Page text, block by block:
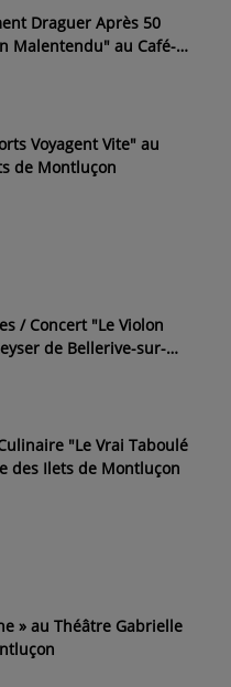
Draguer Après 50
Malentendu" au Café-
Voyagent Vite" au
de Montluçon
/ Concert "Le Violon
de Bellerive-sur-
"Le Vrai Taboulé
des Ilets de Montluçon
» au Théâtre Gabrielle